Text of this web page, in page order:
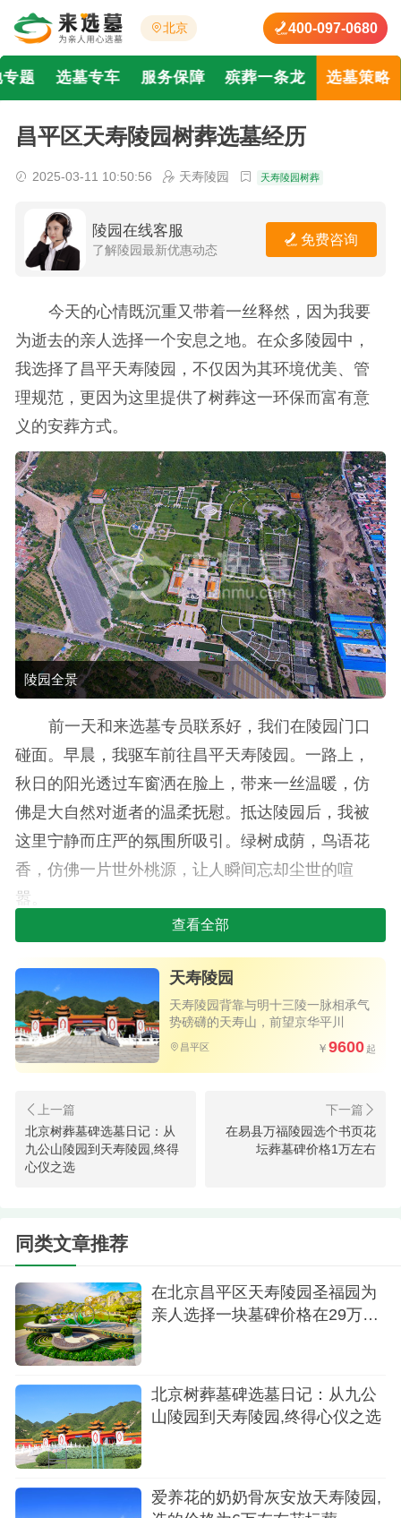
北京 400-097-0680
题 选墓专车 服务保障 殡葬一条龙 选墓策略
昌平区天寿陵园树葬选墓经历
2025-03-11 10:50:56 天寿陵园 天寿陵园树葬
陵园在线客服
了解陵园最新优惠动态
免费咨询
今天的心情既沉重又带着一丝释然，因为我要
为逝去的亲人选择一个安息之地。在众多陵园中，
我选择了昌平天寿陵园，不仅因为其环境优美、管
理规范，更因为这里提供了树葬这一环保而富有意
义的安葬方式。
陵园全景
前一天和来选墓专员联系好，我们在陵园门口
碰面。早晨，我驱车前往昌平天寿陵园。一路上，
秋日的阳光透过车窗洒在脸上，带来一丝温暖，仿
佛是大自然对逝者的温柔抚慰。抵达陵园后，我被
这里宁静而庄严的氛围所吸引。绿树成荫，鸟语花
香，仿佛一片世外桃源，让人瞬间忘却尘世的喧
嚣。
到门口和我对接的是小王，我们一同走进陵园
业务厅。休息片刻后，在陵园工作人员的引导下，
我首先参观了树葬区。这里每一棵树都承载着一份
生命的记忆，树下是逝者的安息之所，而树上则挂
满了寄托哀思的小牌匾。工作人员向我详细介绍了
到，树葬不仅符合环保理念，还能让逝者与自然融
为一体，生生不息。
在仔细考虑和权衡后，我决定为亲人选择一处
树葬穴位。工作人员耐心地陪我挑选位置，最终我
们选定了一棵寓意吉祥的松树旁。这棵松树挺拔而
查看全部
天寿陵园
天寿陵园背靠与明十三陵一脉相承气
势磅礴的天寿山，前望京华平川
昌平区 9600
北京树葬墓碑选墓日记：从
九公山陵园到天寿陵园,终得
心仪之选
在易县万福陵园选个书页花
坛葬墓碑价格1万左右
同类文章推荐
在北京昌平区天寿陵园圣福园为
亲人选择一块墓碑价格在29万左
北京树葬墓碑选墓日记：从九公
山陵园到天寿陵园,终得心仪之选
爱养花的奶奶骨灰安放天寿陵园,